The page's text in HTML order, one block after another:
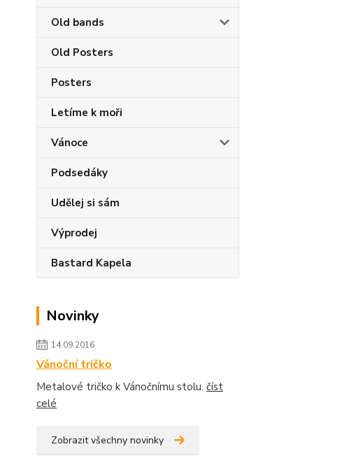
Old bands
Old Posters
Posters
Letíme k moři
Vánoce
Podsedáky
Udělej si sám
Výprodej
Bastard Kapela
Novinky
14.09.2016
Vánoční tričko
Metalové tričko k Vánočnímu stolu. číst
celé
Zobrazit všechny novinky